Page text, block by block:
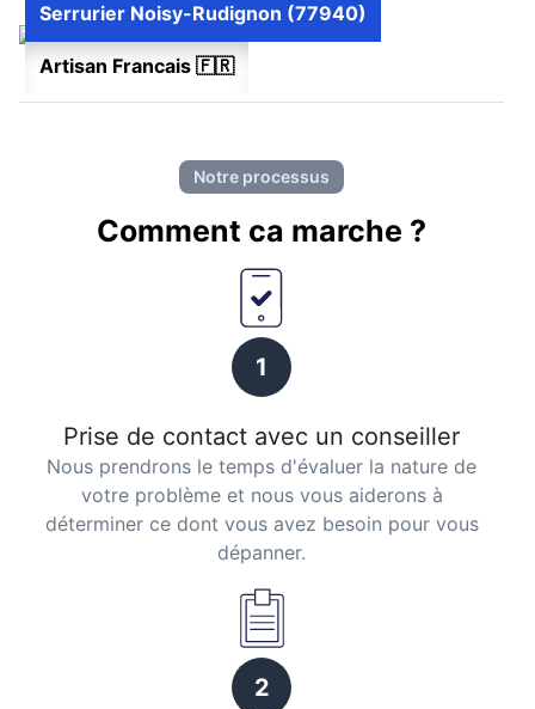
Artisan Francais 🇫🇷
Serrurier Noisy-Rudignon (77940)
Notre processus
Comment ca marche ?
1
Prise de contact avec un conseiller
Nous prendrons le temps d'évaluer la nature de
votre problème et nous vous aiderons à
déterminer ce dont vous avez besoin pour vous
dépanner.
2